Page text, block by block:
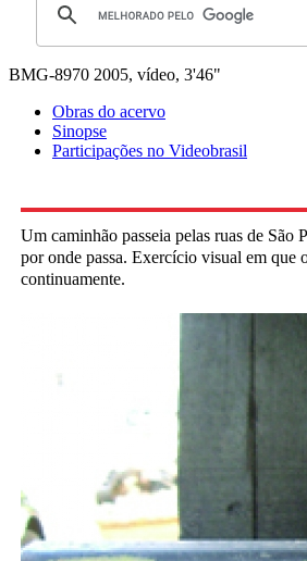
BMG-8970 2005, vídeo, 3'46"
Obras do acervo
Sinopse
Participações no Videobrasil
Um caminhão passeia pelas ruas de São
por onde passa. Exercício visual em que
continuamente.